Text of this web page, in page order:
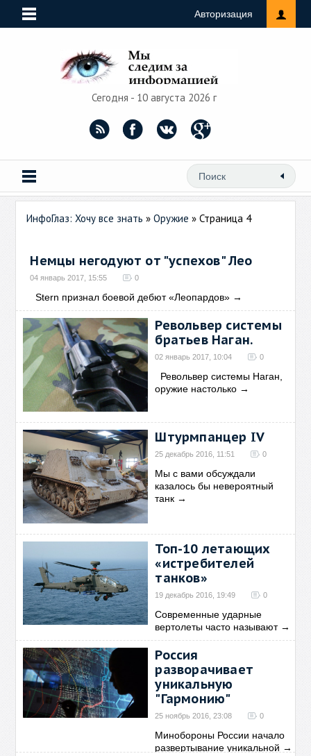
Авторизация
Сегодня - 10 августа 2026 г
ИнфоГлаз: Хочу все знать »Оружие » Страница 4
Немцы негодуют от "успехов" Лео
04 январь 2017, 15:55 0
Stern признал боевой дебют «Леопардов» →
Револьвер системы
братьев Наган.
02 январь 2017, 10:04 0
Револьвер системы Наган,
оружие настолько →
Штурмпанцер IV
25 декабрь 2016, 11:51 0
Мы с вами обсуждали
казалось бы невероятный
танк →
Топ-10 летающих
«истребителей
танков»
19 декабрь 2016, 19:49 0
Современные ударные
вертолеты часто называют→
Россия
разворачивает
уникальную
"Гармонию"
25 ноябрь 2016, 23:08 0
Минобороны России начало
развертывание уникальной →